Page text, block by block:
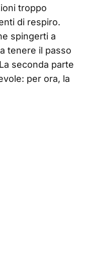
troppo
di respiro.
spingerti a
tenere il passo
seconda parte
per ora, la